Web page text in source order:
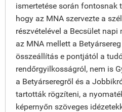
ismertetése során fontosnak
hogy az MNA szervezte a
részvételével a Becsület napi
az MNA mellett a
összeállítás e pontjától a
rendőrgyilkosságról, nem is
a Betyárseregről és a
tartották rögzíteni, a
képernyőn szöveges